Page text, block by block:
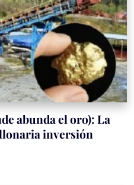
abunda el oro): La
inversión